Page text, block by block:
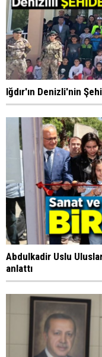
Iğdır'ın Denizli'nin
Abdulkadir Uslu
anlattı